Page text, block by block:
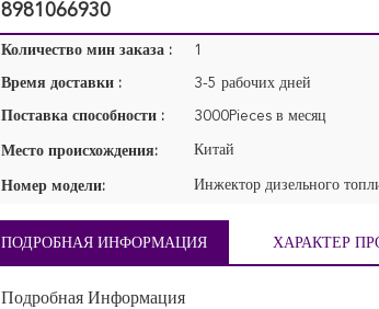
8981066930
Количество мин заказа : 1
Время доставки : 3-5 рабочих дней
Поставка способности : 3000Pieces в месяц
Место происхождения: Китай
Номер модели:
ПОДРОБНАЯ ИНФОРМАЦИЯ ХАРАКТЕР
Подробная Информация